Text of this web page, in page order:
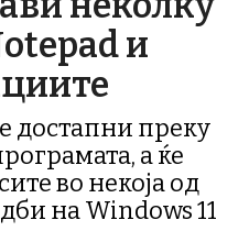
и
достапни преку
а ќе
во некоја од
на Windows 11